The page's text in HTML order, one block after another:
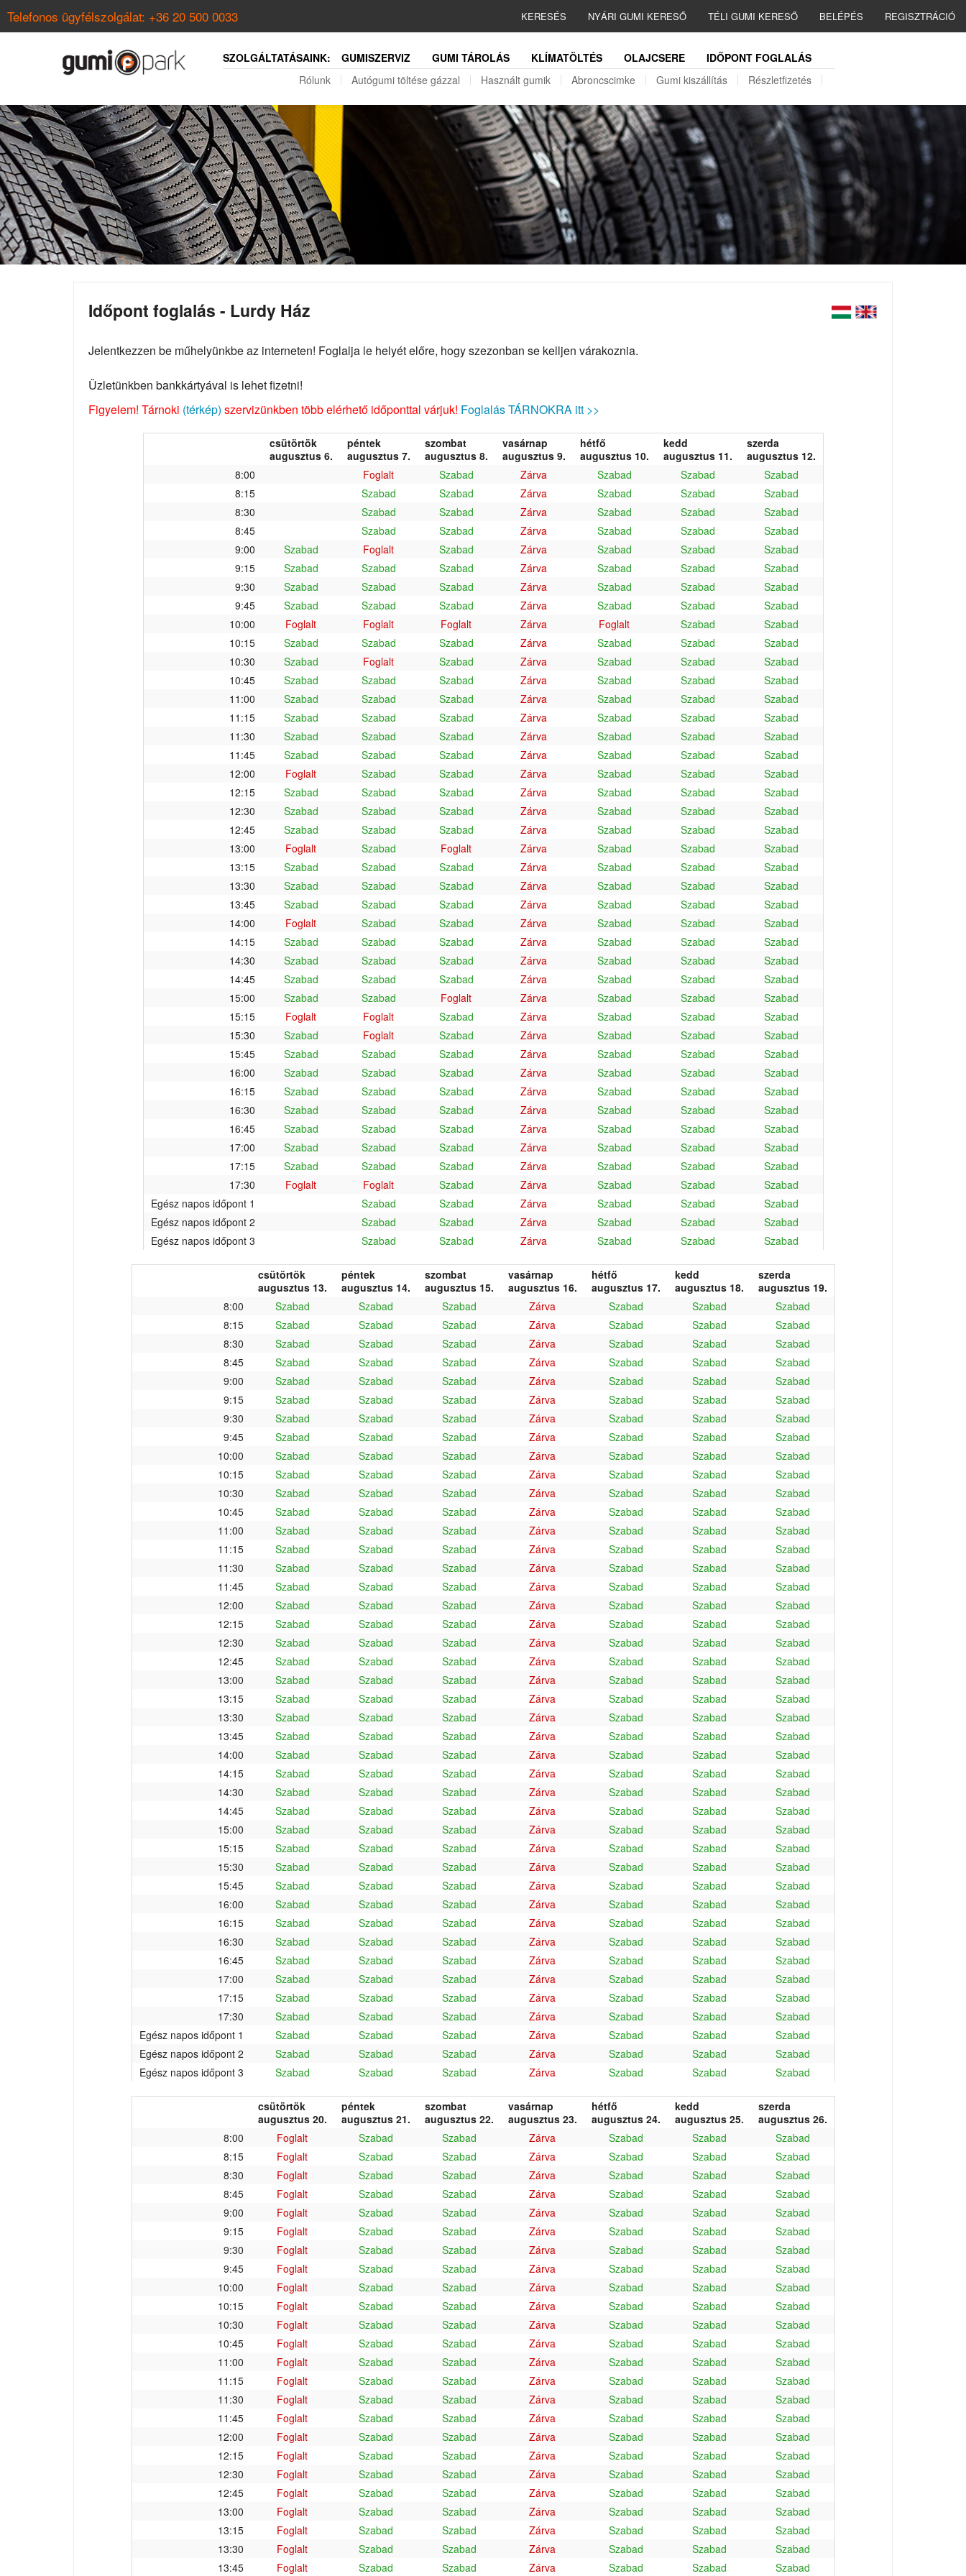
Telefonos ügyfélszolgálat: +36 20 500 0033 KERESÉS NYÁRI GUMI KERESŐ TÉLI GUMI KERESŐ BELÉPÉS REGISZTRÁCIÓ
SZOLGÁLTATÁSAINK: GUMISZERVIZ GUMI TÁROLÁS KLÍMATÖLTÉS OLAJCSERE
IDŐPONT FOGLALÁS
Rólunk
Autógumi töltése gázzal Használt gumik Abroncscimke Gumi kiszállítás Részletfizetés
Időpont foglalás - Lurdy Ház
Jelentkezzen be műhelyünkbe az interneten! Foglalja le helyét előre, hogy szezonban se kelljen várakoznia.
Üzletünkben bankkártyával is lehet fizetni!
Figyelem! Tárnoki (térkép) szervizünkben több elérhető időponttal várjuk! Foglalás TÁRNOKRA itt >>
csütörtök
augusztus 6.
péntek
augusztus 7.
szombat
augusztus 8.
vasárnap
augusztus 9.
hétfő
augusztus 10.
kedd
augusztus 11.
szerda
augusztus 12.
8:00
Foglalt Szabad Zárva Szabad Szabad
Szabad
8:15
Szabad Szabad Zárva Szabad Szabad
Szabad
8:30
Szabad Szabad Zárva Szabad Szabad
Szabad
8:45
Szabad Szabad Zárva Szabad Szabad
Szabad
9:00
Szabad Foglalt Szabad Zárva Szabad Szabad
Szabad
9:15
Szabad Szabad Szabad Zárva Szabad Szabad
Szabad
9:30
Szabad Szabad Szabad Zárva Szabad Szabad
Szabad
9:45
Szabad Szabad Szabad Zárva Szabad Szabad
Szabad
10:00
Foglalt Foglalt Foglalt Zárva Foglalt Szabad
Szabad
10:15
Szabad Szabad Szabad Zárva Szabad Szabad
Szabad
10:30
Szabad Foglalt Szabad Zárva Szabad Szabad
Szabad
10:45
Szabad Szabad Szabad Zárva Szabad Szabad
Szabad
11:00
Szabad Szabad Szabad Zárva Szabad Szabad
Szabad
11:15
Szabad Szabad Szabad Zárva Szabad Szabad
Szabad
11:30
Szabad Szabad Szabad Zárva Szabad Szabad
Szabad
11:45
Szabad Szabad Szabad Zárva Szabad Szabad
Szabad
12:00
Foglalt Szabad Szabad Zárva Szabad Szabad
Szabad
12:15
Szabad Szabad Szabad Zárva Szabad Szabad
Szabad
12:30
Szabad Szabad Szabad Zárva Szabad Szabad
Szabad
12:45
Szabad Szabad Szabad Zárva Szabad Szabad
Szabad
13:00
Foglalt Szabad Foglalt Zárva Szabad Szabad
Szabad
13:15
Szabad Szabad Szabad Zárva Szabad Szabad
Szabad
13:30
Szabad Szabad Szabad Zárva Szabad Szabad
Szabad
13:45
Szabad Szabad Szabad Zárva Szabad Szabad
Szabad
14:00
Foglalt Szabad Szabad Zárva Szabad Szabad
Szabad
14:15
Szabad Szabad Szabad Zárva Szabad Szabad
Szabad
14:30
Szabad Szabad Szabad Zárva Szabad Szabad
Szabad
14:45
Szabad Szabad Szabad Zárva Szabad Szabad
Szabad
15:00
Szabad Szabad Foglalt Zárva Szabad Szabad
Szabad
15:15
Foglalt Foglalt Szabad Zárva Szabad Szabad
Szabad
15:30
Szabad Foglalt Szabad Zárva Szabad Szabad
Szabad
15:45
Szabad Szabad Szabad Zárva Szabad Szabad
Szabad
16:00
Szabad Szabad Szabad Zárva Szabad Szabad
Szabad
16:15
Szabad Szabad Szabad Zárva Szabad Szabad
Szabad
16:30
Szabad Szabad Szabad Zárva Szabad Szabad
Szabad
16:45
Szabad Szabad Szabad Zárva Szabad Szabad
Szabad
17:00
Szabad Szabad Szabad Zárva Szabad Szabad
Szabad
17:15
Szabad Szabad Szabad Zárva Szabad Szabad
Szabad
17:30
Foglalt Foglalt Szabad Zárva Szabad Szabad
Szabad
Egész napos időpont 1
Szabad Szabad Zárva Szabad Szabad
Szabad
Egész napos időpont 2
Szabad Szabad Zárva Szabad Szabad
Szabad
Egész napos időpont 3
Szabad Szabad Zárva Szabad Szabad Szabad
csütörtök
augusztus 13.
péntek
augusztus 14.
szombat
augusztus 15.
vasárnap
augusztus 16.
hétfő
augusztus 17.
kedd
augusztus 18.
szerda
augusztus 19.
8:00
Szabad Szabad Szabad Zárva Szabad Szabad
Szabad
8:15
Szabad Szabad Szabad Zárva Szabad Szabad
Szabad
8:30
Szabad Szabad Szabad Zárva Szabad Szabad
Szabad
8:45
Szabad Szabad Szabad Zárva Szabad Szabad
Szabad
9:00
Szabad Szabad Szabad Zárva Szabad Szabad
Szabad
9:15
Szabad Szabad Szabad Zárva Szabad Szabad
Szabad
9:30
Szabad Szabad Szabad Zárva Szabad Szabad
Szabad
9:45
Szabad Szabad Szabad Zárva Szabad Szabad
Szabad
10:00
Szabad Szabad Szabad Zárva Szabad Szabad
Szabad
10:15
Szabad Szabad Szabad Zárva Szabad Szabad
Szabad
10:30
Szabad Szabad Szabad Zárva Szabad Szabad
Szabad
10:45
Szabad Szabad Szabad Zárva Szabad Szabad
Szabad
11:00
Szabad Szabad Szabad Zárva Szabad Szabad
Szabad
11:15
Szabad Szabad Szabad Zárva Szabad Szabad
Szabad
11:30
Szabad Szabad Szabad Zárva Szabad Szabad
Szabad
11:45
Szabad Szabad Szabad Zárva Szabad Szabad
Szabad
12:00
Szabad Szabad Szabad Zárva Szabad Szabad
Szabad
12:15
Szabad Szabad Szabad Zárva Szabad Szabad
Szabad
12:30
Szabad Szabad Szabad Zárva Szabad Szabad
Szabad
12:45
Szabad Szabad Szabad Zárva Szabad Szabad
Szabad
13:00
Szabad Szabad Szabad Zárva Szabad Szabad
Szabad
13:15
Szabad Szabad Szabad Zárva Szabad Szabad
Szabad
13:30
Szabad Szabad Szabad Zárva Szabad Szabad
Szabad
13:45
Szabad Szabad Szabad Zárva Szabad Szabad
Szabad
14:00
Szabad Szabad Szabad Zárva Szabad Szabad
Szabad
14:15
Szabad Szabad Szabad Zárva Szabad Szabad
Szabad
14:30
Szabad Szabad Szabad Zárva Szabad Szabad
Szabad
14:45
Szabad Szabad Szabad Zárva Szabad Szabad
Szabad
15:00
Szabad Szabad Szabad Zárva Szabad Szabad
Szabad
15:15
Szabad Szabad Szabad Zárva Szabad Szabad
Szabad
15:30
Szabad Szabad Szabad Zárva Szabad Szabad
Szabad
15:45
Szabad Szabad Szabad Zárva Szabad Szabad
Szabad
16:00
Szabad Szabad Szabad Zárva Szabad Szabad
Szabad
16:15
Szabad Szabad Szabad Zárva Szabad Szabad
Szabad
16:30
Szabad Szabad Szabad Zárva Szabad Szabad
Szabad
16:45
Szabad Szabad Szabad Zárva Szabad Szabad
Szabad
17:00
Szabad Szabad Szabad Zárva Szabad Szabad
Szabad
17:15
Szabad Szabad Szabad Zárva Szabad Szabad
Szabad
17:30
Szabad Szabad Szabad Zárva Szabad Szabad
Szabad
Egész napos időpont 1
Szabad Szabad Szabad Zárva Szabad Szabad
Szabad
Egész napos időpont 2
Szabad Szabad Szabad Zárva Szabad Szabad
Szabad
Egész napos időpont 3
Szabad Szabad Szabad Zárva Szabad Szabad Szabad
csütörtök
augusztus 20.
péntek
augusztus 21.
szombat
augusztus 22.
vasárnap
augusztus 23.
hétfő
augusztus 24.
kedd
augusztus 25.
szerda
augusztus 26.
8:00
Foglalt Szabad Szabad Zárva Szabad Szabad
Szabad
8:15
Foglalt Szabad Szabad Zárva Szabad Szabad
Szabad
8:30
Foglalt Szabad Szabad Zárva Szabad Szabad
Szabad
8:45
Foglalt Szabad Szabad Zárva Szabad Szabad
Szabad
9:00
Foglalt Szabad Szabad Zárva Szabad Szabad
Szabad
9:15
Foglalt Szabad Szabad Zárva Szabad Szabad
Szabad
9:30
Foglalt Szabad Szabad Zárva Szabad Szabad
Szabad
9:45
Foglalt Szabad Szabad Zárva Szabad Szabad
Szabad
10:00
Foglalt Szabad Szabad Zárva Szabad Szabad
Szabad
10:15
Foglalt Szabad Szabad Zárva Szabad Szabad
Szabad
10:30
Foglalt Szabad Szabad Zárva Szabad Szabad
Szabad
10:45
Foglalt Szabad Szabad Zárva Szabad Szabad
Szabad
11:00
Foglalt Szabad Szabad Zárva Szabad Szabad
Szabad
11:15
Foglalt Szabad Szabad Zárva Szabad Szabad
Szabad
11:30
Foglalt Szabad Szabad Zárva Szabad Szabad
Szabad
11:45
Foglalt Szabad Szabad Zárva Szabad Szabad
Szabad
12:00
Foglalt Szabad Szabad Zárva Szabad Szabad
Szabad
12:15
Foglalt Szabad Szabad Zárva Szabad Szabad
Szabad
12:30
Foglalt Szabad Szabad Zárva Szabad Szabad
Szabad
12:45
Foglalt Szabad Szabad Zárva Szabad Szabad
Szabad
13:00
Foglalt Szabad Szabad Zárva Szabad Szabad
Szabad
13:15
Foglalt Szabad Szabad Zárva Szabad Szabad
Szabad
13:30
Foglalt Szabad Szabad Zárva Szabad Szabad
Szabad
13:45
Foglalt Szabad Szabad Zárva Szabad Szabad Szabad